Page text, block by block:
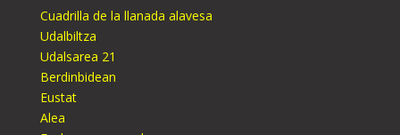
Cuadrilla de la llanada alavesa
Udalbiltza
Udalsarea 21
Berdinbidean
Eustat
Alea